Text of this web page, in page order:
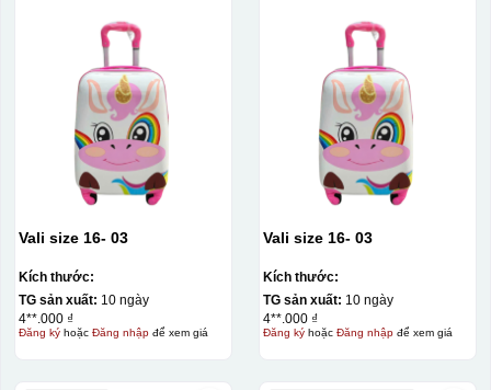
Vali size 16- 03
Kích thước:
TG sản xuất: 10 ngày
4**.000 ₫
Đăng kýhoặc Đăng nhậpđể xem giá
Vali size 16- 03
Kích thước:
TG sản xuất: 10 ngày
4**.000 ₫
Đăng kýhoặc Đăng nhậpđể xem giá